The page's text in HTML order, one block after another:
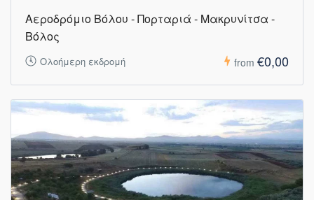
Αεροδρόμιο Βόλου - Πορταριά - Μακρυνίτσα -
Βόλος
Ολοήμερη εκδρομή from €0,00